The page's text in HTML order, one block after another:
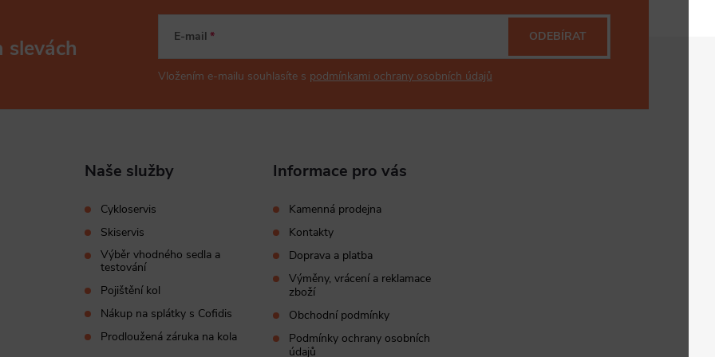
slevách E-mail
Vložením e-mailu souhlasíte s podmínkami ochrany osobních údajů
ODEBÍRAT
Naše služby
Cykloservis
Skiservis
Výběr vhodného sedla a
testování
Pojištění kol
Nákup na splátky s Cofidis
Prodloužená záruka na kola
Informace pro vás
Kamenná prodejna
Kontakty
Doprava a platba
Výměny, vrácení a reklamace
zboží
Obchodní podmínky
Podmínky ochrany osobních
údajů